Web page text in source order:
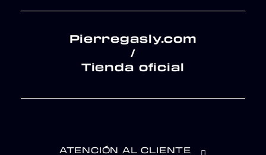
Pierregasly.com
/
Tienda oficial
ATENCIÓN AL CLIENTE